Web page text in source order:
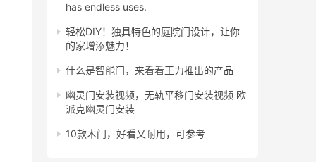
has endless uses.
轻松DIY！独具特色的庭院门设计，让你
的家增添魅力！
什么是智能门，来看看王力推出的产品
幽灵门安装视频，无轨平移门安装视频 欧
派克幽灵门安装
10款木门，好看又耐用，可参考